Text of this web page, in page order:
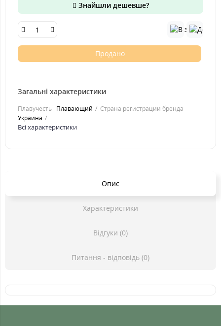
Знайшли дешевше?
Продано
Загальні характеристики
Плавучесть Плавающий
Страна регистрации бренда
Украина
Всі характеристики
Опис
Характеристики
Відгуки (0)
Питання - відповідь (0)